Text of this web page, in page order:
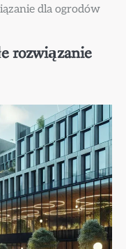
dla ogrodów
rozwiązanie